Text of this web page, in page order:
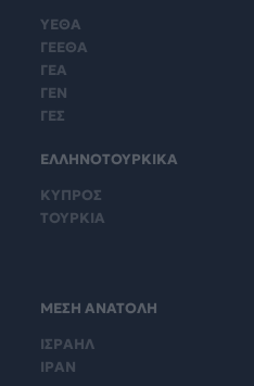
ΥΕΘΑ
ΓΕΕΘΑ
ΓΕΑ
ΓΕΝ
ΓΕΣ
ΕΛΛΗΝΟΤΟΥΡΚΙΚΑ
ΚΥΠΡΟΣ
ΤΟΥΡΚΙΑ
ΜΕΣΗ ΑΝΑΤΟΛΗ
ΙΣΡΑΗΛ
ΙΡΑΝ